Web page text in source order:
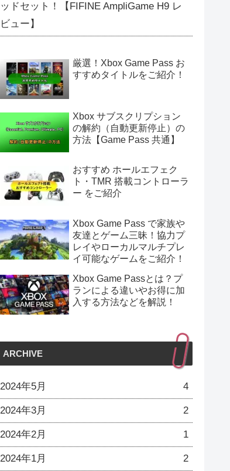
ッドセット！【FIFINE AmpliGame H9 レ
ビュー】
厳選！Xbox Game Pass お
すすめタイトルをご紹介！
Xbox サブスクリプション
の解約（自動更新停止）の
方法【Game Pass 共通】
おすすめ ホールエフェク
ト・TMR 搭載コントローラ
ー をご紹介
Xbox Game Pass で家族や
友達とゲーム三昧！協力プ
レイやローカルマルチプレ
イ可能なゲームをご紹介！
Xbox Game Passとは？プ
ランによる違いやお得に加
入する方法などを解説！
ARCHIVE
2024年5月 4
2024年3月 2
2024年2月 1
2024年1月 2